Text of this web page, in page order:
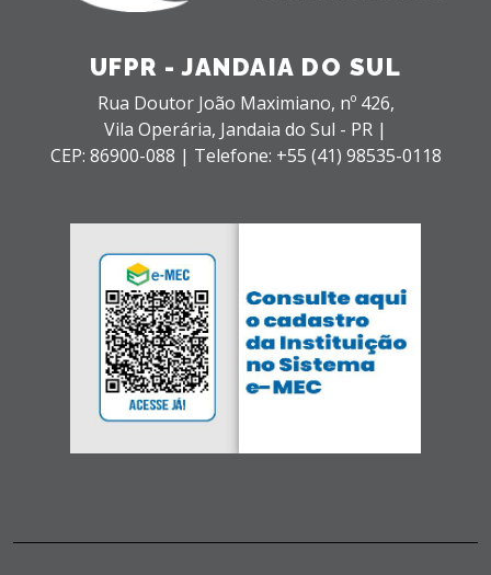
UFPR - JANDAIA DO SUL
Rua Doutor João Maximiano, nº 426,
Vila Operária, Jandaia do Sul - PR |
CEP: 86900-088 | Telefone: +55 (41) 98535-0118